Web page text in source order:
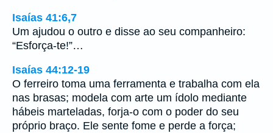
Isaías 41:6,7
Um ajudou o outro e disse ao seu companheiro:
“Esforça-te!”…
Isaías 44:12-19
O ferreiro toma uma ferramenta e trabalha com ela
nas brasas; modela com arte um ídolo mediante
hábeis marteladas, forja-o com o poder do seu
próprio braço. Ele sente fome e perde a força;